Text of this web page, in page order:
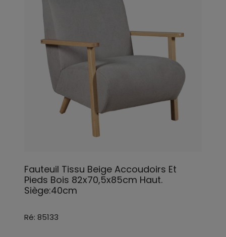
Fauteuil Tissu Beige Accoudoirs Et
Pieds Bois 82x70,5x85cm Haut.
Siège:40cm
Ré: 85133